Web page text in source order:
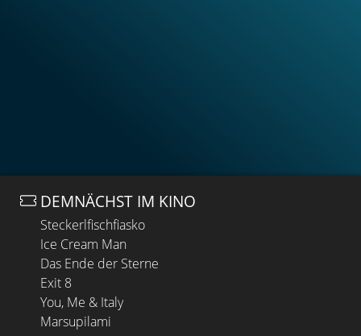
DEMNÄCHST IM KINO
Steckerlfischfiasko
Ice Cream Man
Das Ende der Sterne
Exit 8
You, Me & Italy
Marsupilami